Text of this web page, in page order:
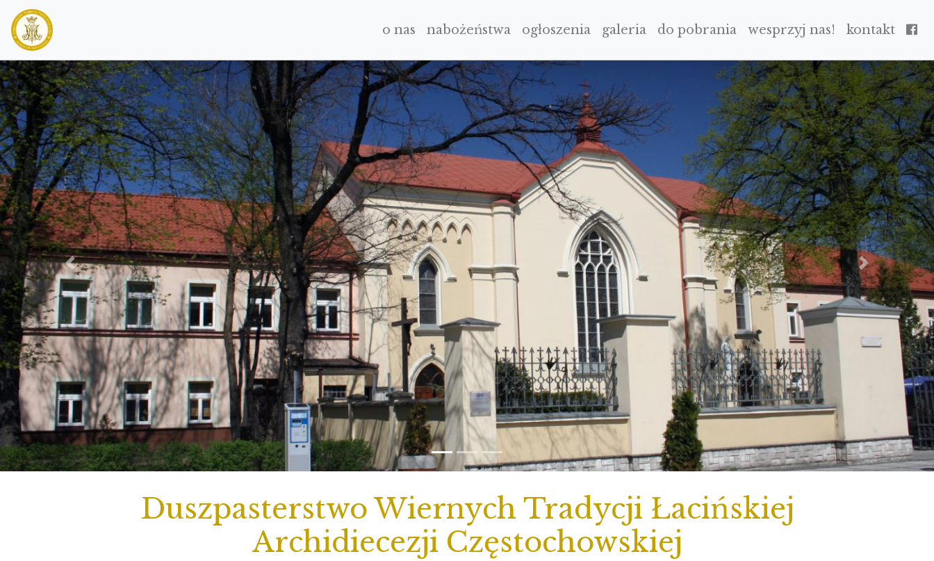
o nas nabożeństwa ogłoszenia galeria do pobrania wesprzyj nas! kontakt
PREVIOUS NEXT
Duszpasterstwo Wiernych Tradycji Łacińskiej
Archidiecezji Częstochowskiej